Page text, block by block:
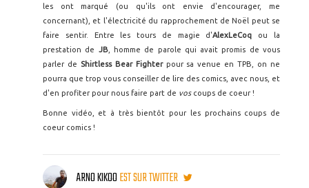
les ont marqué (ou qu'ils ont envie d'encourager, me
concernant), et l'électricité du rapprochement de Noël peut se
faire sentir. Entre les tours de magie d'AlexLeCoq ou la
prestation de JB, homme de parole qui avait promis de vous
parler de Shirtless Bear Fighter pour sa venue en TPB, on ne
pourra que trop vous conseiller de lire des comics, avec nous, et
d'en profiter pour nous faire part de voscoups de coeur !
Bonne vidéo, et à très bientôt pour les prochains coups de
coeur comics !
ARNO KIKOOEST SUR TWITTER